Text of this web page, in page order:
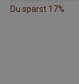
Du sparst 17%